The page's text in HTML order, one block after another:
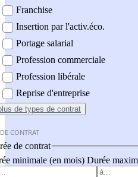
Franchise
Insertion par l'activ.éco.
Portage salarial
Profession commerciale
Profession libérale
Reprise d'entreprise
de types de contrat
CONTRAT
de contrat
minimale (en mois) Durée